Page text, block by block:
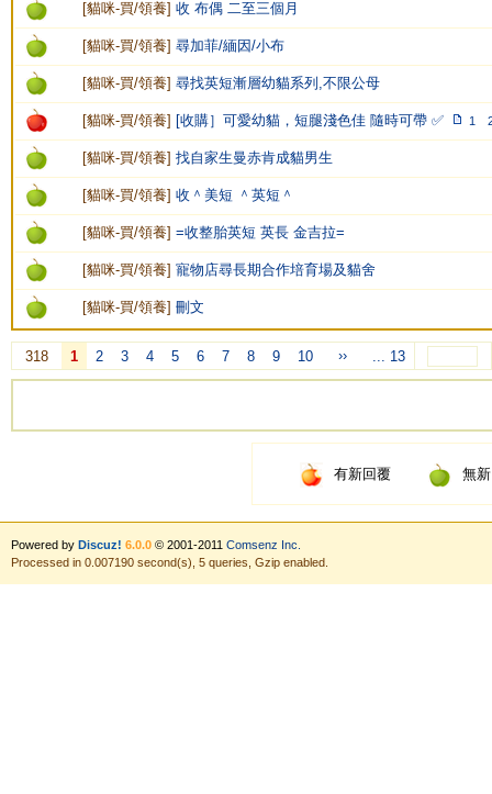
[貓咪-買/領養] 收 布偶 二至三個月
[貓咪-買/領養] 尋加菲/緬因/小布
[貓咪-買/領養] 尋找英短漸層幼貓系列,不限公母
[貓咪-買/領養] [收購］可愛幼貓，短腿淺色佳 隨時可帶 ✅ 1
[貓咪-買/領養] 找自家生曼赤肯成貓男生
[貓咪-買/領養] 收＾美短 ＾英短＾
[貓咪-買/領養] =收整胎英短 英長 金吉拉=
[貓咪-買/領養] 寵物店尋長期合作培育場及貓舍
[貓咪-買/領養] 刪文
318 1 2 3 4 5 6 7 8 9 10 ›› ... 13
有新回覆 無
Powered by Discuz! 6.0.0© 2001-2011 Comsenz Inc.
Processed in 0.007190 second(s), 5 queries, Gzip enabled.